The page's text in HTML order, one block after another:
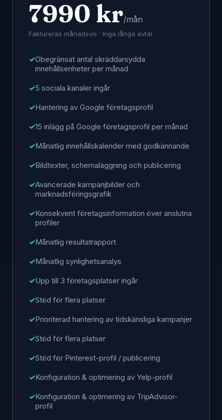
7990 kr/mån
Faktureras månadsvis · Inga långa avtal
Obegränsat antal skräddarsydda
innehållsenheter per månad
5 sociala kanaler ingår
Hantering av Google företagsprofil
15 inlägg på Google företagsprofil per månad
Månatlig innehållskalender med godkännande
Bildtexter, schemaläggning och publicering
Avancerade kampanjbilder och
marknadsföringsgrafik
Konsekvent företagsinformation över anslutna
profiler
Månatlig resultatrapport
Månatlig synlighetsanalys
Upp till 3 företagsplatser ingår
Stöd för flera platser
Prioriterad hantering av tidskänsliga kampanjer
Stöd för flera platser
Stöd för Pinterest-profil / publicering
Konfiguration & optimering av Yelp-profil
Konfiguration & optimering av TripAdvisor-
profil